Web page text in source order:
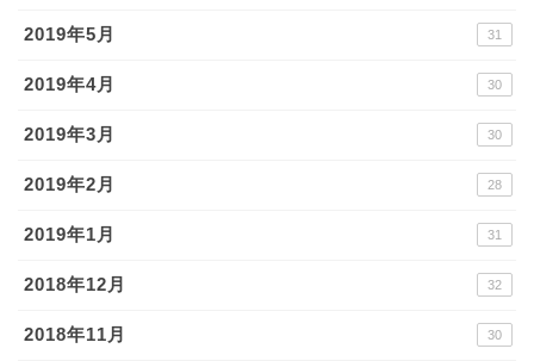
2019年5月 31
2019年4月 30
2019年3月 30
2019年2月 28
2019年1月 31
2018年12月 32
2018年11月 30